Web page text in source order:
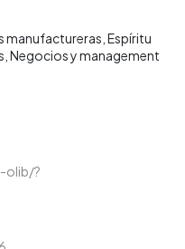
manufactureras Espíritu
Negocios y management
olib/?